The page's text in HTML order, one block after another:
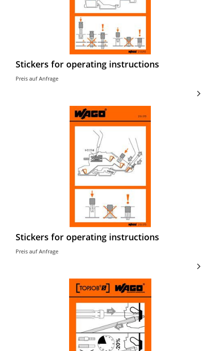
Stickers for operating instructions
Preis auf Anfrage
Stickers for operating instructions
Preis auf Anfrage